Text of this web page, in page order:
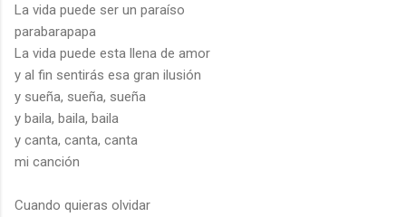
La vida puede ser un paraíso
parabarapapa
La vida puede esta llena de amor
y al fin sentirás esa gran ilusión
y sueña, sueña, sueña
y baila, baila, baila
y canta, canta, canta
mi canción
Cuando quieras olvidar